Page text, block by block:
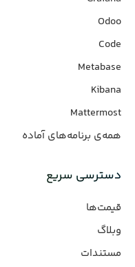
Odoo
Code
Metabase
Kibana
Mattermost
همه‌ی برنامه‌های آماده
دسترسی سریع
قیمت‌ها
وبلاگ
مستندات